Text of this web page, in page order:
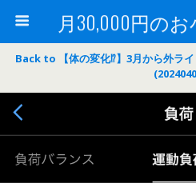
Back to 【体の変化⁉】3月から外ラ